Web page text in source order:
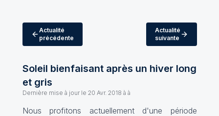
Actualité
précédente
Actualité
suivante
Soleil bienfaisant après un hiver long
et gris
Dernière mise à jour le 20 Avr. 2018 à à
Nous profitons actuellement d'une période